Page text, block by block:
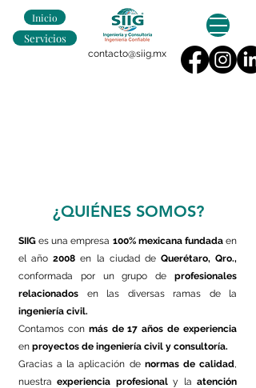
Inicio
Servicios
contacto@siig.mx
¿QUIÉNES SOMOS?
SIIG es una empresa 100% mexicana fundadaen
el año2008en la ciudad de Querétaro, Qro.,
conformada por un grupo de profesionales
relacionados en las diversas ramas de la
ingeniería civil.
Contamos con más de 17 años de experiencia
en proyectos de ingeniería civil y consultoría.
Gracias a la aplicación de normas de calidad,
nuestraexperiencia profesionaly laatención